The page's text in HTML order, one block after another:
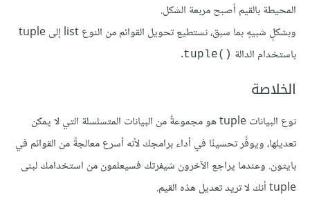
المحيطة بالقيم أصبح مربعة الشكل.
وبشكلٍ شبيهٍ بما سبق، نستطيع تحويل القوائم من النوع list إلى tuple
باستخدام الدالة tuple()‎
.
الخلاصة
نوع البيانات tuple هو مجموعةٌ من البيانات المتسلسلة التي لا يمكن
تعديلها، ويوفِّر تحسينًا في أداء برامجك لأنه أسرع معالجةً من القوائم في
بايثون. وعندما يراجع الآخرون شيفرتك فسيعلمون من استخدامك لبنى
tuple أنك لا تريد تعديل هذه القيم.